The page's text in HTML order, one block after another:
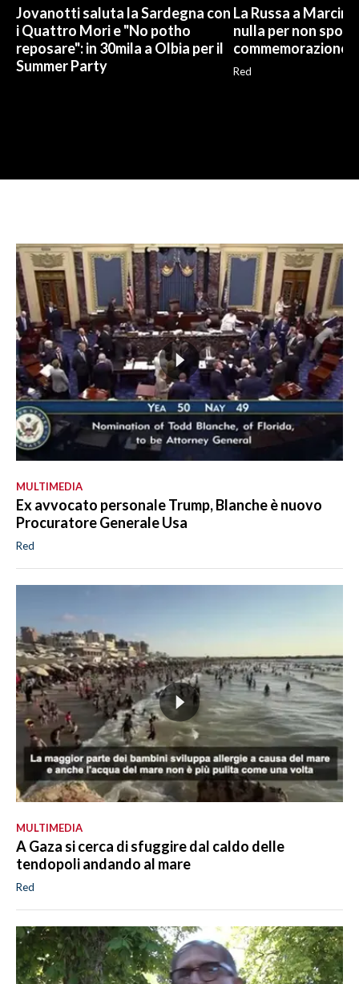
Jovanotti saluta la Sardegna con
i Quattro Mori e "No potho
reposare": in 30mila a Olbia per il
Summer Party
La Russa a
nulla per non
commemorazione
Red
MULTIMEDIA
Ex avvocato personale Trump, Blanche è nuovo
Procuratore Generale Usa
Red
MULTIMEDIA
A Gaza si cerca di sfuggire dal caldo delle
tendopoli andando al mare
Red